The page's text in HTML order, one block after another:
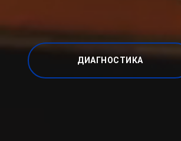
ДИАГНОСТИКА